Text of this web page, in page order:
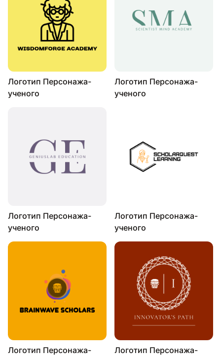
Логотип Персонажа-
ученого
Логотип Персонажа-
ученого
Логотип Персонажа-
ученого
Логотип Персонажа-
ученого
Логотип Персонажа-
Логотип Персонажа-